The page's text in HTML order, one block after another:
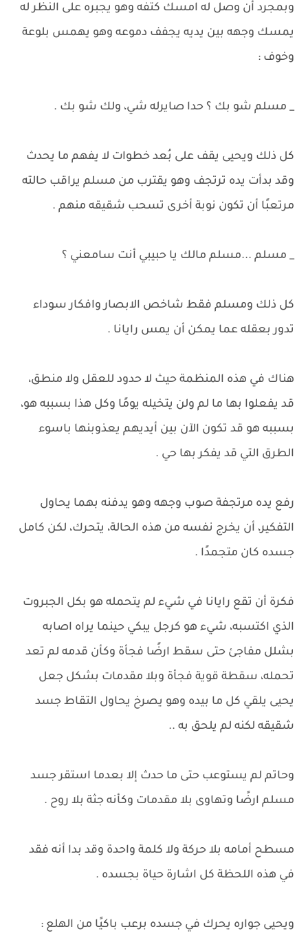
وبمجرد أن وصل له امسك كتفه وهو يجبره على النظر له
يمسك وجهه بين يديه يجفف دموعه وهو يهمس بلوعة
وخوف :
_ مسلم شو بك ؟ حدا صايرله شي، ولك شو بك .
كل ذلك ويحيى يقف على بُعد خطوات لا يفهم ما يحدث
وقد بدأت يده ترتجف وهو يقترب من مسلم يراقب حالته
مرتعبًا أن تكون نوبة أخرى تسحب شقيقه منهم .
_ مسلم ...مسلم مالك يا حبيبي أنت سامعني ؟
كل ذلك ومسلم فقط شاخص الابصار وافكار سوداء
تدور بعقله عما يمكن أن يمس رايانا .
هناك في هذه المنظمة حيث لا حدود للعقل ولا منطق،
قد يفعلوا بها ما لم ولن يتخيله يومًا وكل هذا بسببه هو،
بسببه هو قد تكون الآن بين أيديهم يعذوبنها باسوء
الطرق التي قد يفكر بها حي .
رفع يده مرتجفة صوب وجهه وهو يدفنه بهما يحاول
التفكير، أن يخرج نفسه من هذه الحالة، يتحرك، لكن كامل
جسده كان متجمدًا .
فكرة أن تقع رايانا في شيء لم يتحمله هو بكل الجبروت
الذي اكتسبه، شيء هو كرجل يبكي حينما يراه اصابه
بشلل مفاجئ حتى سقط ارضًا فجأة وكأن قدمه لم تعد
تحمله، سقطة قوية فجأة وبلا مقدمات بشكل جعل
يحيى يلقي كل ما بيده وهو يصرخ يحاول التقاط جسد
شقيقه لكنه لم يلحق به ..
وحاتم لم يستوعب حتى ما حدث إلا بعدما استقر جسد
مسلم ارضًا وتهاوى بلا مقدمات وكأنه جثة بلا روح .
مسطح أمامه بلا حركة ولا كلمة واحدة وقد بدا أنه فقد
في هذه اللحظة كل اشارة حياة بجسده .
ويحيى جواره يحرك في جسده برعب باكيًا من الهلع :